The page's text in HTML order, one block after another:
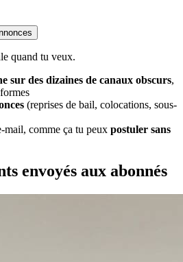
quand tu veux.
sur des dizaines de canaux obscurs,
(reprises de bail, colocations, sous-
mail, comme ça tu peux postuler sans
envoyés aux abonnés